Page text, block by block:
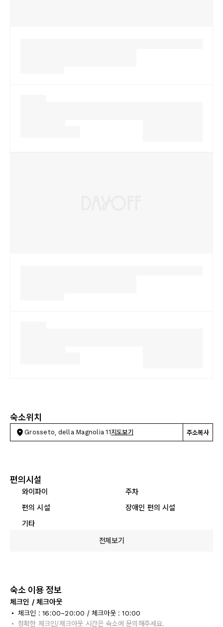
숙소위치
Grosseto, della Magnolia 11지도보기 주소복사
편의시설
와이파이
주차
편의 시설
장애인 편의 시설
기타
전체보기
숙소 이용 정보
체크인 / 체크아웃
체크인 : 16:00~20:00 / 체크아웃 : 10:00
정확한 체크인/체크아웃 시간은 숙소에 문의해주세요.